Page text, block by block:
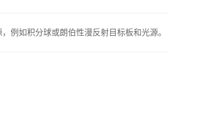
例如积分球或朗伯性漫反射目标板和光源。